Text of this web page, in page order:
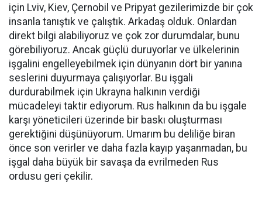
için Lviv, Kiev, Çernobil ve Pripyat gezilerimizde bir çok
insanla tanıştık ve çalıştık. Arkadaş olduk. Onlardan
direkt bilgi alabiliyoruz ve çok zor durumdalar, bunu
görebiliyoruz. Ancak güçlü duruyorlar ve ülkelerinin
işgalini engelleyebilmek için dünyanın dört bir yanına
seslerini duyurmaya çalışıyorlar. Bu işgali
durdurabilmek için Ukrayna halkının verdiği
mücadeleyi taktir ediyorum. Rus halkının da bu işgale
karşı yöneticileri üzerinde bir baskı oluşturması
gerektiğini düşünüyorum. Umarım bu deliliğe biran
önce son verirler ve daha fazla kayıp yaşanmadan, bu
işgal daha büyük bir savaşa da evrilmeden Rus
ordusu geri çekilir.